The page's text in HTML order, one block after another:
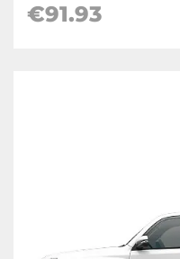
€91.93